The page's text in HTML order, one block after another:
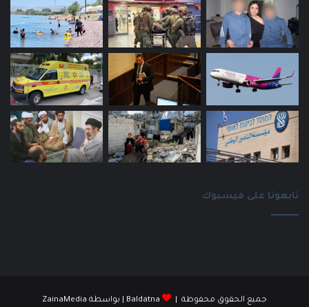
تابعونا على فيسبوك
جميع الحقوق محفوظة | Baldatna | بواسطة ZainaMedia